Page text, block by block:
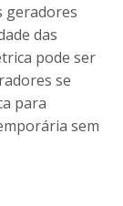
geradores
das
pode ser
se
para
sem